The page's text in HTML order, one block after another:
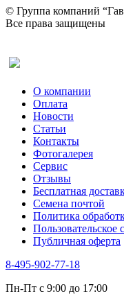
© Группа компаний
Все права защищены
О компании
Оплата
Новости
Статьи
Контакты
Фотогалерея​
Сервис
Отзывы
Бесплатная
Семена почтой
Политика
Пользовательское
Публичная оферта
8-495-902-77-18
Пн-Пт с 9:00 до 17:00